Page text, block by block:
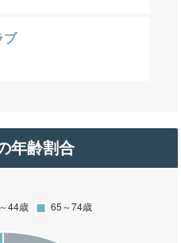
ブ
年齢割合